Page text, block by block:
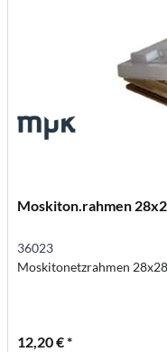
Moskiton.rahmen
36023
Moskitonetzrahmen
12,20 € *